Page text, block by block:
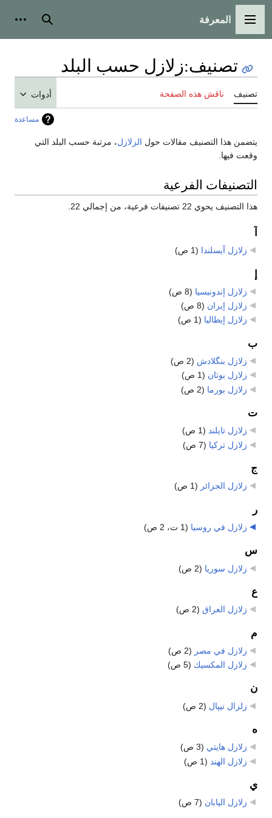
القائمة الرئيسية
المعرفة بحث
تصنيف:زلازل حسب البلد
تصنيف ناقش هذه الصفحة أدوات
مساعدة
يتضمن هذا التصنيف مقالات حول الزلازل، مرتبة حسب البلد التي
وقعت فيها.
التصنيفات الفرعية
هذا التصنيف يحوي 22 تصنيفات فرعية، من إجمالي 22.
زلازل آيسلندا (1 ص)
زلازل إندونيسيا (8 ص)
زلازل إيران (8 ص)
زلازل إيطاليا (1 ص)
ب
زلازل بنگلادش (2 ص)
زلازل بوتان (1 ص)
زلازل بورما (2 ص)
ت
زلازل تايلند (1 ص)
زلازل تركيا (7 ص)
ج
زلازل الجزائر (1 ص)
ر
زلازل في روسيا (1 ت، 2 ص)
س
زلازل سوريا (2 ص)
ع
زلازل العراق (2 ص)
م
زلازل في مصر (2 ص)
زلازل المكسيك (5 ص)
ن
زلزال نيپال (2 ص)
ه
زلازل هايتي (3 ص)
زلازل الهند (1 ص)
ي
زلازل اليابان (7 ص)